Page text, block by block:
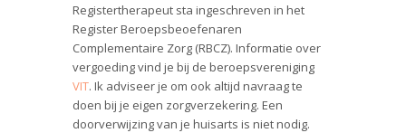
Registertherapeut sta ingeschreven in het
Register Beroepsbeoefenaren
Complementaire Zorg (RBCZ). Informatie over
vergoeding vind je bij de beroepsvereniging
VIT. Ik adviseer je om ook altijd navraag te
doen bij je eigen zorgverzekering. Een
doorverwijzing van je huisarts is niet nodig.